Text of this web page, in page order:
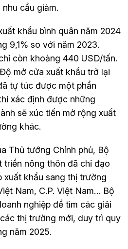
cầu giảm.
khẩu bình quân năm 2024
9,1% so với năm 2023.
còn khoảng 440 USD/tấn.
mở cửa xuất khẩu trở lại
tự túc được một phần
xác định được những
sẽ xúc tiến mở rộng xuất
khác.
Thủ tướng Chính phủ, Bộ
triển nông thôn đã chỉ đạo
xuất khẩu sang thị trường
Nam, C.P. Việt Nam… Bộ
nghiệp để tìm các giải
thị trường mới, duy trì quy
năm 2025.